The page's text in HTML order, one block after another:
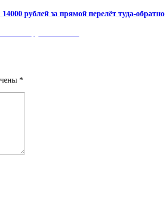
рублей за прямой перелёт туда-обратно
*